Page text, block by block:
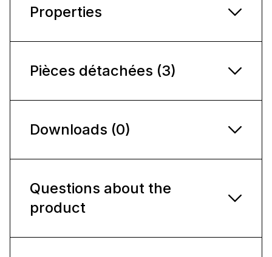
Properties
Pièces détachées (3)
Downloads (0)
Questions about the
product